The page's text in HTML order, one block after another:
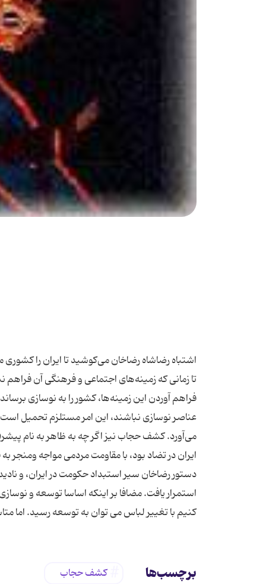
اشتباه رضاشاه رضاخان می‌كوشید تا ایران را
تا زمانی كه زمینه‌های اجتماعی و فرهنگی آن
فراهم آوردن این زمینه‌ها، كشور را به نوسازی
عناصر نوسازی نباشند، این امر مستلزم تحمیل
می‌آورد. کشف حجاب نیز اگر چه به ظاهر به نام
ایران در تضاد بود، با مقاومت مردمی مواجه
دستور رضاخان سیر استبداد حکومت در ایران، و
استمرار یافت. مضافا بر اینکه اساسا توسعه و
کنیم با تغییر لباس می توان به توسعه رسید. اما
برچسب‌ها کشف حجاب